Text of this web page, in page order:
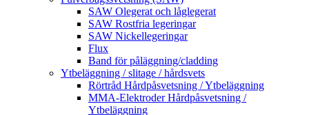
SAW Olegerat och låglegerat
SAW Rostfria legeringar
SAW Nickellegeringar
Flux
Band för påläggning/cladding
Ytbeläggning / slitage / hårdsvets
Rörtråd Hårdpåsvetsning / Ytbeläggning
MMA-Elektroder Hårdpåsvetsning /
Ytbeläggning